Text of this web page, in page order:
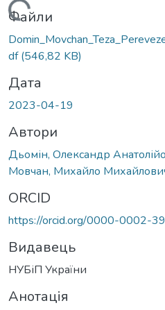
Вантажиться...
Файли
df(546,82 KB)
Дата
2023-04-19
Автори
Дьомін, Олександр
Мовчан, Михайло
ORCID
https://orcid.org/0000-0002-
Видавець
НУБіП України
Анотація